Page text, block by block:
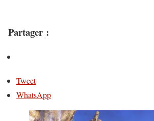
Partager :
Tweet
WhatsApp